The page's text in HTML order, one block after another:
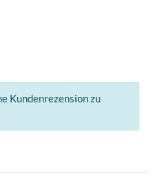
Kundenrezension zu